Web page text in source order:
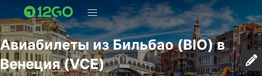
Авиабилеты из Бильбао (BIO) в
Венеция (VCE)